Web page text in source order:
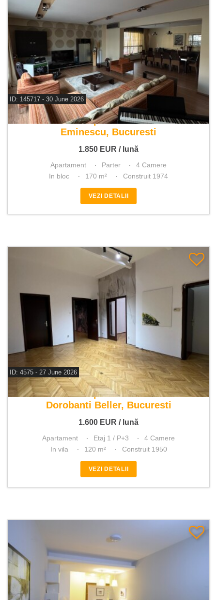
ID: 145717 - 30 June 2026
De inchiriat apartament 4 camere
Eminescu, Bucuresti
1.850 EUR / lună
Apartament Parter
4 Camere
In bloc
170 m² Construit 1974
VEZI DETALII
ID: 4575 - 27 June 2026
De inchiriat apartament 4 camere
Dorobanti Beller, Bucuresti
1.600 EUR / lună
Apartament Etaj 1 / P+3
4 Camere
In vila
120 m² Construit 1950
VEZI DETALII